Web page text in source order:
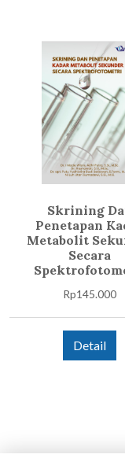
Skrining
Penetapan
Metabolit
Secara
Rp145.000
Detail